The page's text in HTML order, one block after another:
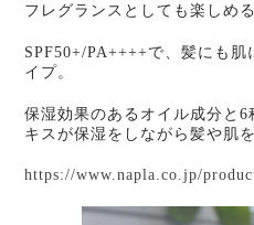
フレグランスとしても楽しめ
SPF50+/PA++++で、髪にも
イプ。
保湿効果のあるオイル成分と
キスが保湿をしながら髪や肌
https://www.napla.co.jp/